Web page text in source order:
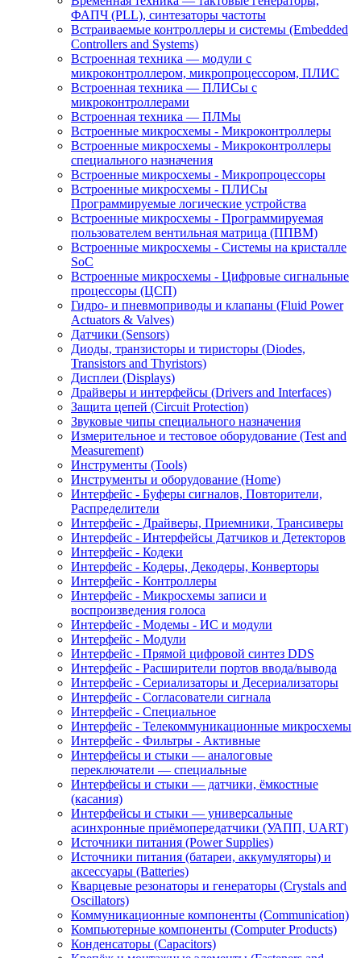
ФАПЧ (PLL), синтезаторы частоты
Встраиваемые контроллеры и системы (Embedded
Controllers and Systems)
Встроенная техника — модули с
микроконтроллером, микропроцессором, ПЛИС
Встроенная техника — ПЛИСы с
микроконтроллерами
Встроенная техника — ПЛМы
Встроенные микросхемы - Микроконтроллеры
Встроенные микросхемы - Микроконтроллеры
специального назначения
Встроенные микросхемы - Микропроцессоры
Встроенные микросхемы - ПЛИСы
Программируемые логические устройства
Встроенные микросхемы - Программируемая
пользователем вентильная матрица (ППВМ)
Встроенные микросхемы - Системы на кристалле
SoC
Встроенные микросхемы - Цифровые сигнальные
процессоры (ЦСП)
Гидро- и пневмоприводы и клапаны (Fluid Power
Actuators & Valves)
Датчики (Sensors)
Диоды, транзисторы и тиристоры (Diodes,
Transistors and Thyristors)
Дисплеи (Displays)
Драйверы и интерфейсы (Drivers and Interfaces)
Защита цепей (Circuit Protection)
Звуковые чипы специального назначения
Измерительное и тестовое оборудование (Test and
Measurement)
Инструменты (Tools)
Инструменты и оборудование (Home)
Интерфейс - Буферы сигналов, Повторители,
Распределители
Интерфейс - Драйверы, Приемники, Трансиверы
Интерфейс - Интерфейсы Датчиков и Детекторов
Интерфейс - Кодеки
Интерфейс - Кодеры, Декодеры, Конверторы
Интерфейс - Контроллеры
Интерфейс - Микросхемы записи и
воспроизведения голоса
Интерфейс - Модемы - ИС и модули
Интерфейс - Модули
Интерфейс - Прямой цифровой синтез DDS
Интерфейс - Расширители портов ввода/вывода
Интерфейс - Сериализаторы и Десериализаторы
Интерфейс - Согласователи сигнала
Интерфейс - Специальное
Интерфейс - Телекоммуникационные микросхемы
Интерфейс - Фильтры - Активные
Интерфейсы и стыки — аналоговые
переключатели — специальные
Интерфейсы и стыки — датчики, ёмкостные
(касания)
Интерфейсы и стыки — универсальные
асинхронные приёмопередатчики (УАПП, UART)
Источники питания (Power Supplies)
Источники питания (батареи, аккумуляторы) и
аксессуары (Batteries)
Кварцевые резонаторы и генераторы (Crystals and
Oscillators)
Коммуникационные компоненты (Communication)
Компьютерные компоненты (Computer Products)
Конденсаторы (Capacitors)